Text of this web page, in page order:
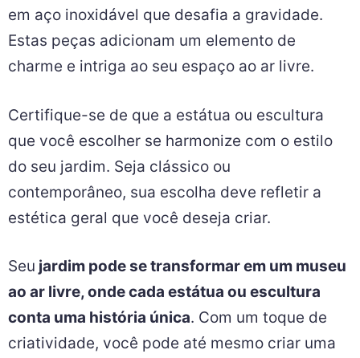
em aço inoxidável que desafia a gravidade.
Estas peças adicionam um elemento de
charme e intriga ao seu espaço ao ar livre.
Certifique-se de que a estátua ou escultura
que você escolher se harmonize com o estilo
do seu jardim. Seja clássico ou
contemporâneo, sua escolha deve refletir a
estética geral que você deseja criar.
Seu jardim pode se transformar em um museu
ao ar livre, onde cada estátua ou escultura
conta uma história única. Com um toque de
criatividade, você pode até mesmo criar uma